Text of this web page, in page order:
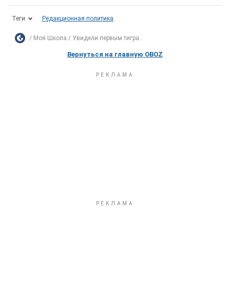
Теги Редакционная политика
Моя Школа Увидели первым тигра...
Вернуться на главную OBOZ